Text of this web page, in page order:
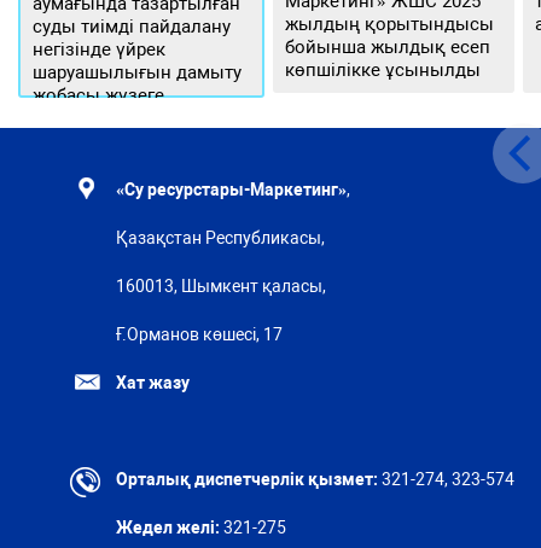
суды тиімді пайдалану
негізінде үйрек
шаруашылығын дамыту
жобасы жүзеге
жылдың қорытындысы
бойынша жылдық есеп
көпшілікке ұсынылды
«Су ресурстары-Маркетинг»,
Қазақстан Республикасы,
160013, Шымкент қаласы,
Ғ.Орманов көшесі, 17
Хат жазу
Орталық диспетчерлік қызмет: 321-274, 323-574
Жедел желі: 321-275